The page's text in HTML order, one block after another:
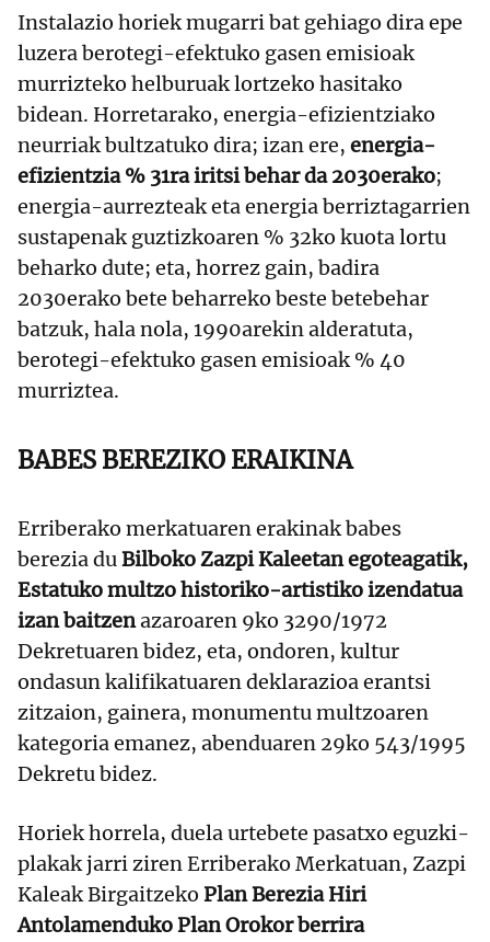
Instalazio horiek mugarri bat gehiago dira epe
luzera berotegi-efektuko gasen emisioak
murrizteko helburuak lortzeko hasitako
bidean. Horretarako, energia-efizientziako
neurriak bultzatuko dira; izan ere, energia-
efizientzia % 31ra iritsi behar da 2030erako;
energia-aurrezteak eta energia berriztagarrien
sustapenak guztizkoaren % 32ko kuota lortu
beharko dute; eta, horrez gain, badira
2030erako bete beharreko beste betebehar
batzuk, hala nola, 1990arekin alderatuta,
berotegi-efektuko gasen emisioak % 40
murriztea.
BABES BEREZIKO ERAIKINA
Erriberako merkatuaren erakinak babes
berezia duBilboko Zazpi Kaleetan egoteagatik,
Estatuko multzo historiko-artistiko izendatua
izanbaitzenazaroaren 9ko 3290/1972
Dekretuaren bidez, eta, ondoren, kultur
ondasun kalifikatuaren deklarazioa erantsi
zitzaion, gainera, monumentu multzoaren
kategoria emanez, abenduaren 29ko 543/1995
Dekretu bidez.
Horiek horrela, duela urtebete pasatxo eguzki-
plakak jarri ziren Erriberako Merkatuan, Zazpi
Kaleak Birgaitzeko Plan Berezia Hiri
Antolamenduko Plan Orokor berrira